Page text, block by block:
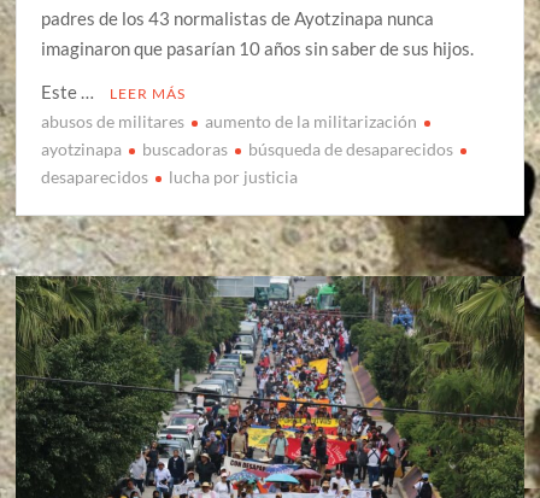
padres de los 43 normalistas de Ayotzinapa nunca
imaginaron que pasarían 10 años sin saber de sus hijos.
Este …
LEER MÁS
abusos de militares
aumento de la militarización
ayotzinapa
buscadoras
búsqueda de desaparecidos
desaparecidos
lucha por justicia